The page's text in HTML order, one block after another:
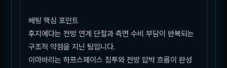
베팅 핵심 포인트
후지에다는 전방 연계 단절과 측면 수비 부담이 반복되는
구조적 약점을 지닌 팀입니다.
이마바리는 하프스페이스 침투와 전방 압박 흐름이 완성